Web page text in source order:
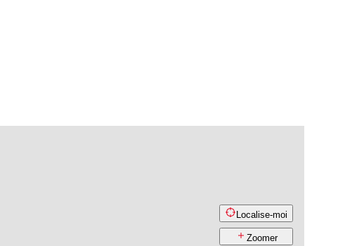
Localise-moi
Zoomer